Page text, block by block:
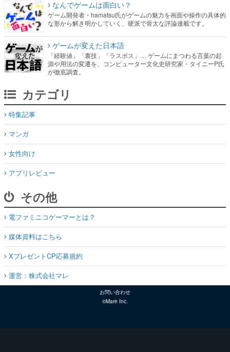
ゲームが変えた日本語
「経験値」「裏技」「ラスボス」… ゲームにまつわる言葉の起
源や用法の変遷を、コンピューター文化史研究家・タイニーP氏
カテゴリ
マンガ
女性向け
アプリレビュー
その他
電ファミニコゲーマーとは？
媒体資料はこちら
XプレゼントCP応募規約
運営：株式会社マレ